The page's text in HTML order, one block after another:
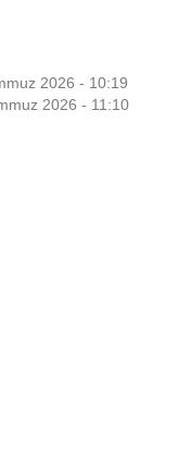
2026 - 10:19
2026 - 11:10